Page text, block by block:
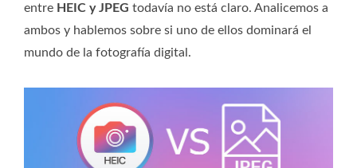
entre HEIC y JPEG todavía no está claro. Analicemos a
ambos y hablemos sobre si uno de ellos dominará el
mundo de la fotografía digital.